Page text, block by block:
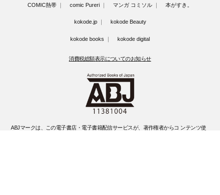
COMIC熱帯 comic Pureri マンガ コミソル 本がすき。
kokode.jp kokode Beauty
kokode books kokode digital
消費税総額表示についてのお知らせ
ABJマークは、この電子書店・電子書籍配信サービスが、著作権者からコ ンテンツ使